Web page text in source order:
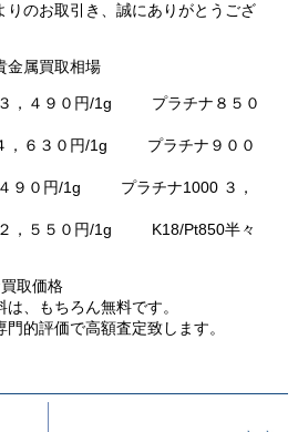
りのお取引き、誠にありがとうござ
属買取相場
４９０円/1g プラチナ８５０
，６３０円/1g プラチナ９００
４９０円/1g プラチナ1000 ３，
５５０円/1g K18/Pt850半々
買取価格
、もちろん無料です。
的評価で高額査定致します。